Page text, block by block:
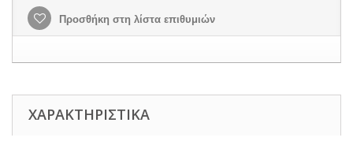
Προσθήκη στη λίστα επιθυμιών
ΧΑΡΑΚΤΗΡΙΣΤΙΚΆ